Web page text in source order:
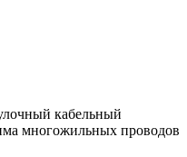
кабельный
многожильных проводов